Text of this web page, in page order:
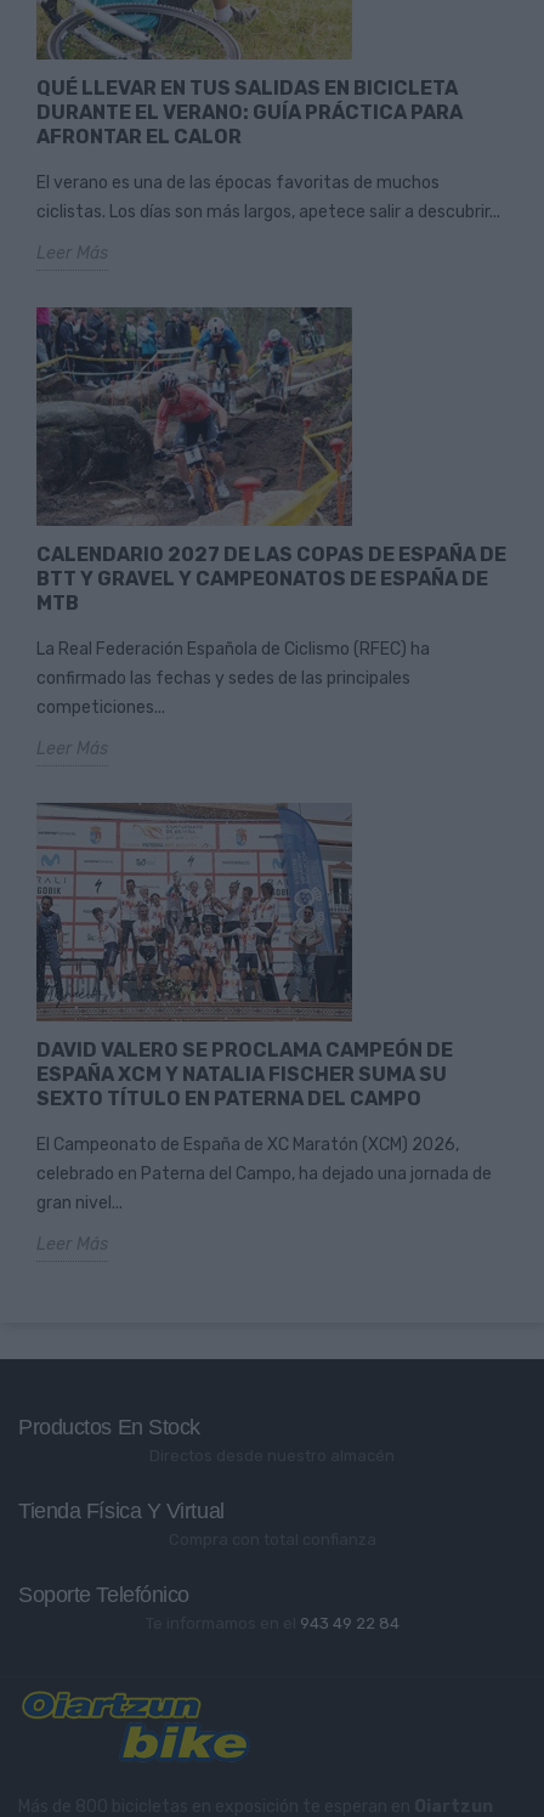
QUÉ LLEVAR EN TUS SALIDAS EN BICICLETA
DURANTE EL VERANO: GUÍA PRÁCTICA PARA
AFRONTAR EL CALOR
El verano es una de las épocas favoritas de muchos
ciclistas. Los días son más largos, apetece salir a descubrir...
Leer Más
CALENDARIO 2027 DE LAS COPAS DE ESPAÑA DE
BTT Y GRAVEL Y CAMPEONATOS DE ESPAÑA DE
MTB
La Real Federación Española de Ciclismo (RFEC) ha
confirmado las fechas y sedes de las principales
competiciones...
Leer Más
DAVID VALERO SE PROCLAMA CAMPEÓN DE
ESPAÑA XCM Y NATALIA FISCHER SUMA SU
SEXTO TÍTULO EN PATERNA DEL CAMPO
El Campeonato de España de XC Maratón (XCM) 2026,
celebrado en Paterna del Campo, ha dejado una jornada de
gran nivel...
Leer Más
Productos En Stock
Tienda Física Y Virtual
Soporte Telefónico
943 49 22 84